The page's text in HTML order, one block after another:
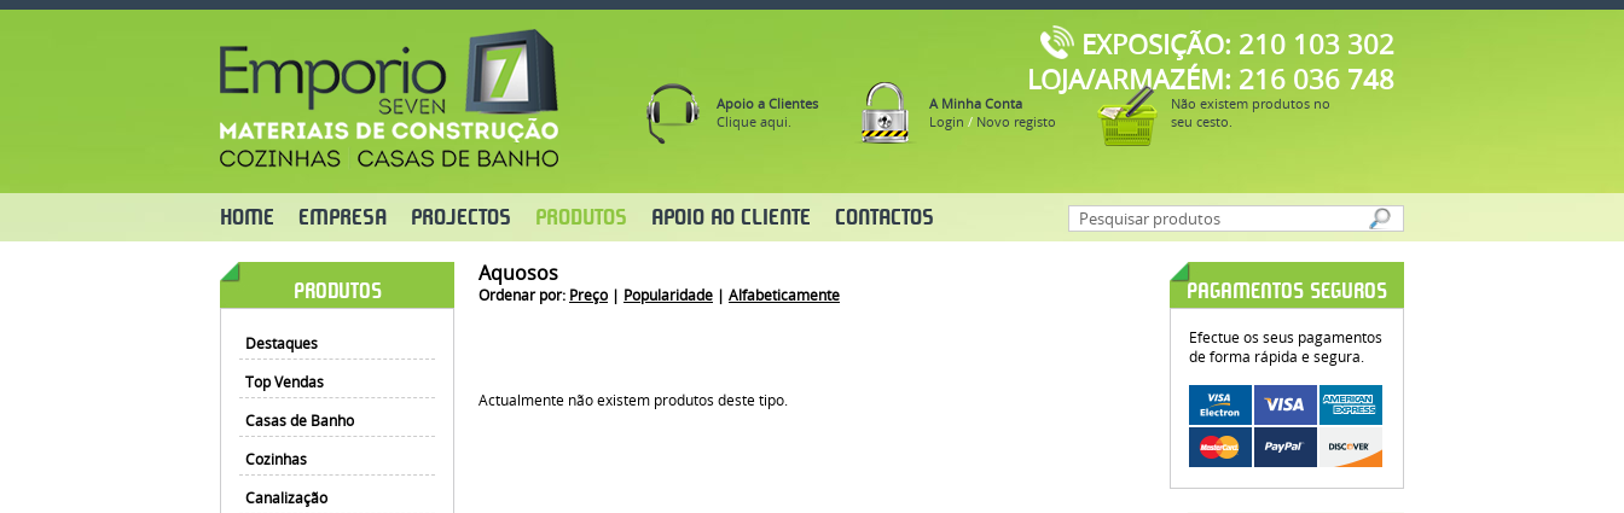
EXPOSIÇÃO: 210 103 302
LOJA/ARMAZÉM: 216 036 748
Apoio a Clientes
Clique aqui.
A Minha Conta
Login / Novo registo
Não existem produtos no
seu cesto.
HOME EMPRESA PROJECTOS PRODUTOS APOIO AO CLIENTE CONTACTOS
PRODUTOS
Destaques
Top Vendas
Casas de Banho
Cozinhas
Canalização
Aquosos
Ordenar por: Preço | Popularidade | Alfabeticamente
Actualmente não existem produtos deste tipo.
PAGAMENTOS SEGUROS
Efectue os seus pagamentos
de forma rápida e segura.